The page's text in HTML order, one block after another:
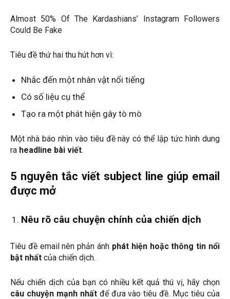
Almost 50% Of The Kardashians’ Instagram Followers
Could Be Fake
Tiêu đề thứ hai thu hút hơn vì:
Nhắc đến một nhân vật nổi tiếng
Có số liệu cụ thể
Tạo ra một phát hiện gây tò mò
Một nhà báo nhìn vào tiêu đề này có thể lập tức hình dung
ra headline bài viết.
5 nguyên tắc viết subject line giúp email
được mở
Nêu rõ câu chuyện chính của chiến dịch
Tiêu đề email nên phản ánh phát hiện hoặc thông tin nổi
bật nhất của chiến dịch.
Nếu chiến dịch của bạn có nhiều kết quả thú vị, hãy chọn
câu chuyện mạnh nhấtđể đưa vào tiêu đề. Mục tiêu của